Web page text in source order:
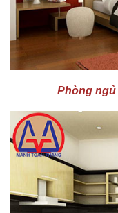
Phòng ngủ